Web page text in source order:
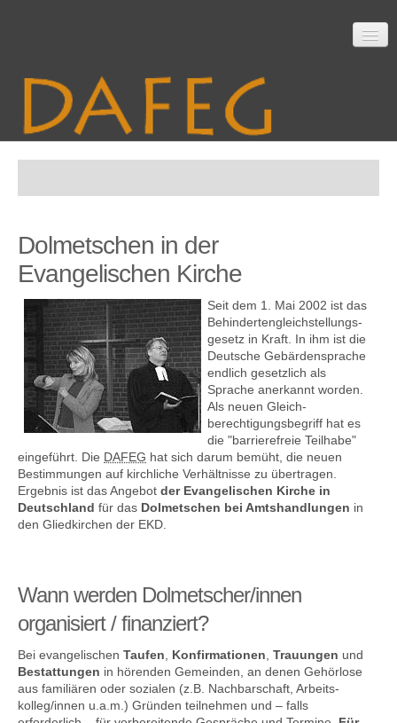
Mitarbeit
Material
Themen
Kontakt
Dolmetschen in der
Evangelischen Kirche
Seit dem 1. Mai 2002 ist das
Behinderten­gleich­stellungs­
gesetz in Kraft. In ihm ist die
Deutsche Gebärden­sprache
endlich gesetzlich als
Sprache anerkannt worden.
Als neuen Gleich­
berechtigungs­begriff hat es
die "barriere­freie Teilhabe"
eingeführt. Die DAFEG hat sich darum bemüht, die neuen
Bestimmungen auf kirchliche Verhältnisse zu übertragen.
Ergebnis ist das Angebot der Evangelischen Kirche in
Deutschland für das Dolmetschen bei Amtshandlungen in
den Gliedkirchen der EKD.
Wann werden Dolmetscher/innen
organisiert / finanziert?
Bei evangelischen Taufen Konfir­mationen Trauungen und
Bestattungen in hörenden Gemeinden, an denen Gehörlose
aus familiären oder sozialen (z.B. Nachbar­schaft, Arbeits­
kolleg/innen u.a.m.) Gründen teilnehmen und – falls